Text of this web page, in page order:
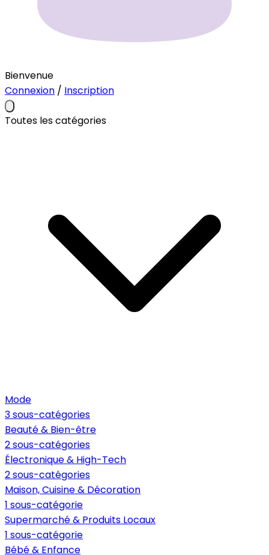
Bienvenue
Connexion / Inscription
Toutes les catégories
Mode
3 sous-catégories
Beauté & Bien-être
2 sous-catégories
Électronique & High-Tech
2 sous-catégories
Maison, Cuisine & Décoration
1 sous-catégorie
Supermarché & Produits Locaux
1 sous-catégorie
Bébé & Enfance